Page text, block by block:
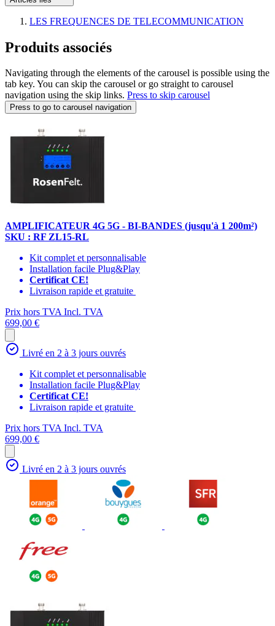
LES FREQUENCES DE TELECOMMUNICATION
Produits associés
Navigating through the elements of the carousel is possible using the
tab key. You can skip the carousel or go straight to carousel
navigation using the skip links. Press to skip carousel
Press to go to carousel navigation
AMPLIFICATEUR 4G 5G - BI-BANDES (jusqu'à 1 200m²)
SKU : RF ZL15-RL
Kit complet et personnalisable
Installation facile Plug&Play
Certificat CE!
Livraison rapide et gratuite
Prix hors TVAIncl. TVA
699,00 €
Livré en 2 à 3 jours ouvrés
Kit complet et personnalisable
Installation facile Plug&Play
Certificat CE!
Livraison rapide et gratuite
Prix hors TVAIncl. TVA
699,00 €
Livré en 2 à 3 jours ouvrés